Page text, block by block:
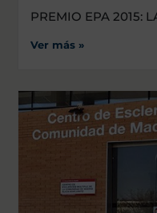
PREMIO EPA 2015:
Ver más »